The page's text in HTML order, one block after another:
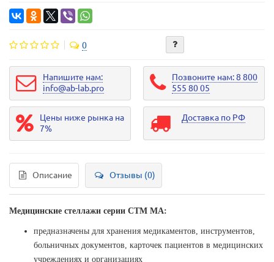
0
Напишите нам:
info@ab-lab.pro
Позвоните нам: 8 800
555 80 05
Цены ниже рынка на
7%
Доставка по РФ
Описание Отзывы (0)
Медицинские стеллажи серии СТМ МА:
предназначены для хранения медикаментов, инструментов,
больничных документов, карточек пациентов в медицинских
учреждениях и организациях